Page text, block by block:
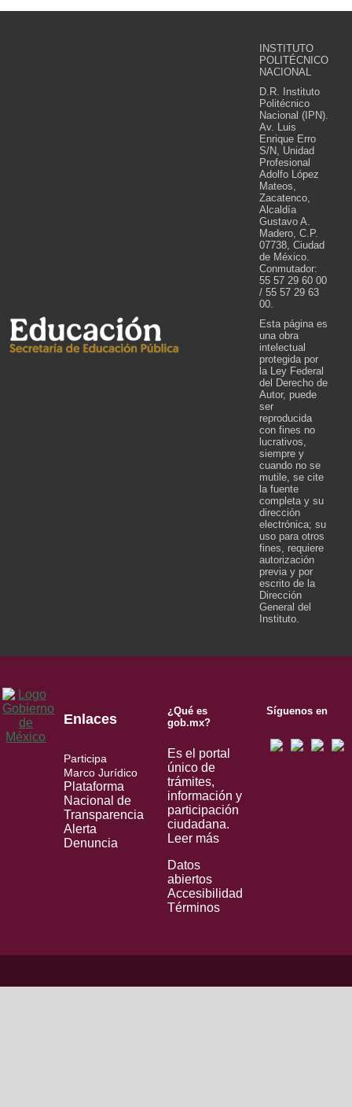
INSTITUTO
POLITÉCNICO
NACIONAL
D.R. Instituto
Politécnico
Nacional (IPN).
Av. Luis
Enrique Erro
S/N, Unidad
Profesional
Adolfo López
Mateos,
Zacatenco,
Alcaldía
Gustavo A.
Madero, C.P.
07738, Ciudad
de México.
Conmutador:
55 57 29 60 00
/ 55 57 29 63
00.
Esta página es
una obra
intelectual
protegida por
la Ley Federal
del Derecho de
Autor, puede
ser
reproducida
con fines no
lucrativos,
siempre y
cuando no se
mutile, se cite
la fuente
completa y su
dirección
electrónica; su
uso para otros
fines, requiere
autorización
previa y por
escrito de la
Dirección
General del
Instituto.
Enlaces
Participa
Marco Jurídico
Plataforma
Nacional de
Transparencia
Alerta
Denuncia
¿Qué es
gob.mx?
Es el portal
único de
trámites,
información y
participación
ciudadana.
Leer más
Datos
abiertos
Accesibilidad
Términos
Síguenos en